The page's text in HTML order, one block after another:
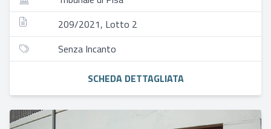
209/2021, Lotto 2
Senza Incanto
SCHEDA DETTAGLIATA